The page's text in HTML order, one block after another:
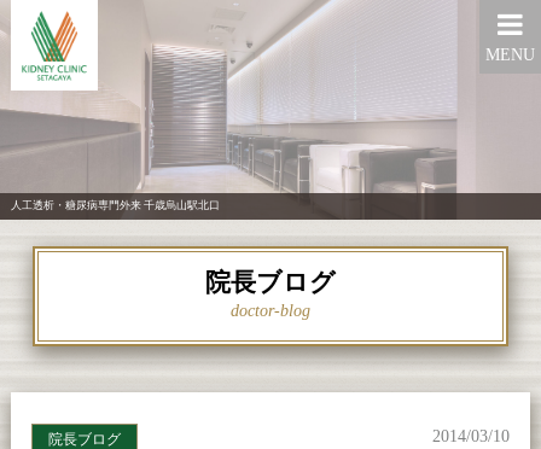
人工透析・糖尿病専門外来 千歳烏山駅北口
MENU
院長ブログ
doctor-blog
院長ブログ 2014/03/10